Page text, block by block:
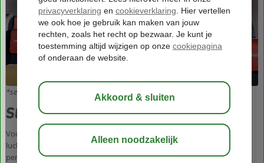
*seatmap Boeing 737 MAX 9
Stoelreservering
Voor het reserveren van een stoel berekenen de meeste
luchtvaartmaatschappijen kosten. Deze kosten variëren per persoon
per enkele reis, per stoelkeuze, bestemming en per